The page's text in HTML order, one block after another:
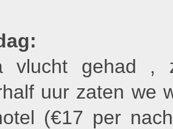
vlucht gehad ,
uur zaten we
(€17 per